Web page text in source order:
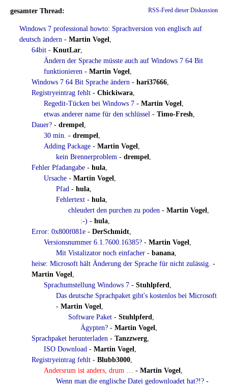
gesamter Thread: RSS-Feed dieser Diskussion
Windows 7 professional howto: Sprachversion von englisch auf
deutsch ändern - Martin Vogel,
64bit - KnutLar,
Ändern der Sprache müsste auch auf Windows 7 64 Bit
funktionieren - Martin Vogel,
Windows 7 64 Bit Sprache ändern - hari37666,
Registryeintrag fehlt - Chickiwara,
Regedit-Tücken bei Windows 7 - Martin Vogel,
etwas anderer name für den schlüssel - Timo-Fresh,
Dauer? - drempel,
30 min. - drempel,
Adding Package - Martin Vogel,
kein Brennerproblem - drempel,
Fehler Pfadangabe - hula,
Ursache - Martin Vogel,
Pfad - hula,
Fehlertext - hula,
chleudert den purchen zu poden - Martin Vogel,
:-) - hula,
Error: 0x800f081e - DerSchmidt,
Versionsnummer 6.1.7600.16385? - Martin Vogel,
Mit Vistalizator noch einfacher - banana,
heise: Microsoft hält Änderung der Sprache für nicht zulässig. -
Martin Vogel,
Sprachumstellung Windows 7 - Stuhlpferd,
Das deutsche Sprachpaket gibt's kostenlos bei Microsoft
- Martin Vogel,
Software Paket - Stuhlpferd,
Ägypten? - Martin Vogel,
Sprachpaket herunterladen - Tanzzwerg,
ISO Download - Martin Vogel,
Registryeintrag fehlt - Blubb3000,
Andersrum ist anders, drum … - Martin Vogel,
Wenn man die englische Datei gedownloadet hat?!? -